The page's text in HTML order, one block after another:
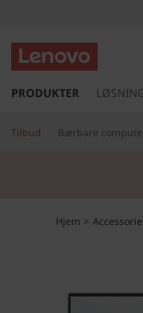
p
n
PRODUKTER
Tilbud Bærbare
Hjem >